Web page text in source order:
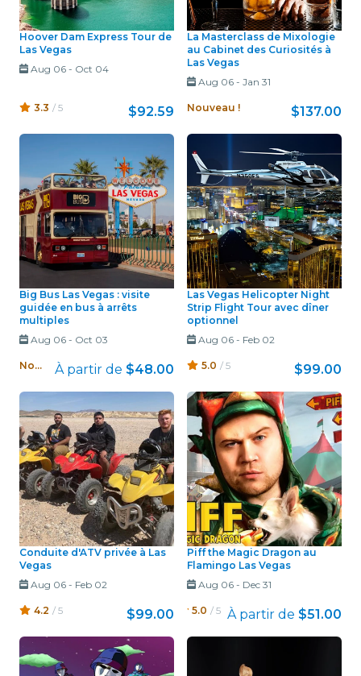
Hoover Dam Express Tour de
Las Vegas
Aug 06- Oct 04
3.3 / 5 $92.59
La Masterclass de Mixologie
au Cabinet des Curiosités à
Las Vegas
Aug 06- Jan 31
Nouveau ! $137.00
Big Bus Las Vegas : visite
guidée en bus à arrêts
multiples
Aug 06- Oct 03
Nouveau ! À partir de $48.00
Las Vegas Helicopter Night
Strip Flight Tour avec dîner
optionnel
Aug 06- Feb 02
5.0 / 5 $99.00
Conduite d'ATV privée à Las
Vegas
Aug 06- Feb 02
4.2 / 5 $99.00
Piff the Magic Dragon au
Flamingo Las Vegas
Aug 06- Dec 31
5.0 / 5 À partir de $51.00